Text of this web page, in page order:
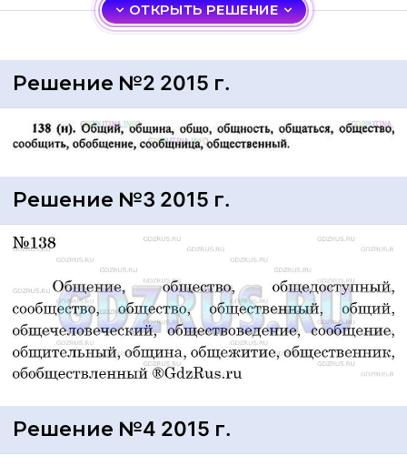
ОТКРЫТЬ РЕШЕНИЕ
Решение №2 2015 г.
Решение №3 2015 г.
Решение №4 2015 г.